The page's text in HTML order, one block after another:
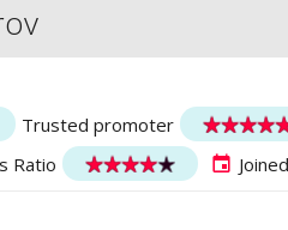
Trusted promoter
Ratio